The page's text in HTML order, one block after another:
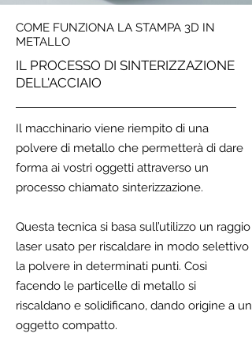
COME FUNZIONA LA STAMPA 3D IN
METALLO
IL PROCESSO DI SINTERIZZAZIONE
DELL'ACCIAIO
Il macchinario viene riempito di una
polvere di metallo che permetterà di dare
forma ai vostri oggetti attraverso un
processo chiamato sinterizzazione.
Questa tecnica si basa sull’utilizzo un raggio
laser usato per riscaldare in modo selettivo
la polvere in determinati punti. Così
facendo le particelle di metallo si
riscaldano e solidificano, dando origine a un
oggetto compatto.